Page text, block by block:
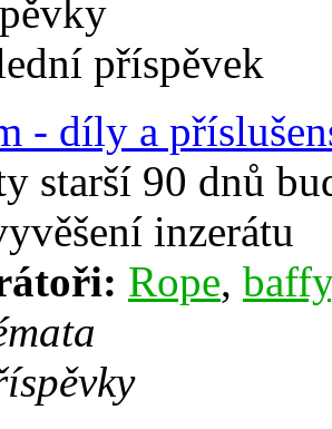
příspěvek
- díly a
starší 90 dnů
inzerátu
Rope, baffy